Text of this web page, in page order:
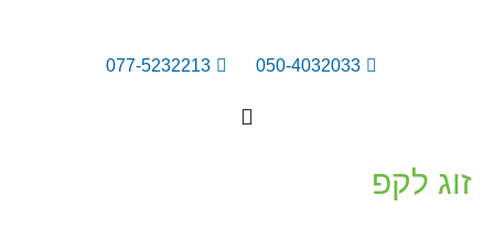
050-4032033
077-5232213
זוג לקפ